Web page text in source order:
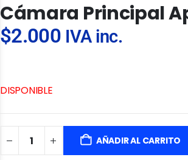
Cámara Principal
$2.000 IVA inc.
DISPONIBLE
AÑADIR AL CARRITO